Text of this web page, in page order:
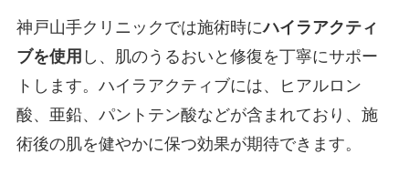
神戸山手クリニックでは施術時にハイラアクティ
ブを使用 し、肌のうるおいと修復を丁寧にサポー
トします。ハイラアクティブには、ヒアルロン
酸、亜鉛、パントテン酸などが含まれており、施
術後の肌を健やかに保つ効果が期待できます。